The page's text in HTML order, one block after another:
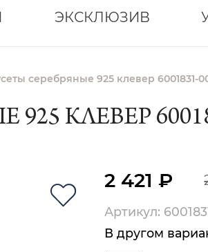
ЭКСКЛЮЗИВ
серебряные 925 клевер 6001831-
КЛЕВЕР
2 421 ₽
Артикул:
В другом